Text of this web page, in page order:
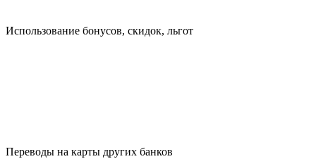
Использование бонусов, скидок, льгот
Переводы на карты других банков